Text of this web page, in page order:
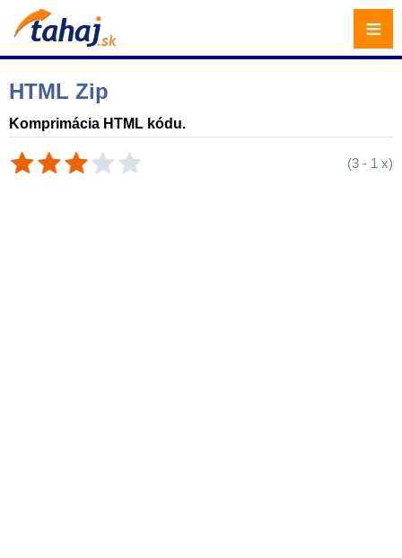
HTML Zip
Komprimácia HTML kódu.
(3 - 1 x)
≡